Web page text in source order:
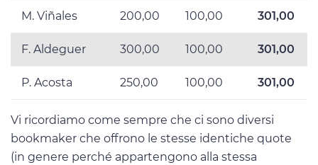
M. Viñales 200,00 100,00 301,00
F. Aldeguer 300,00 100,00 301,00
P. Acosta 250,00 100,00 301,00
Vi ricordiamo come sempre che ci sono diversi
bookmaker che offrono le stesse identiche quote
(in genere perché appartengono alla stessa